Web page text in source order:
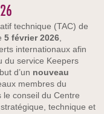
technique (TAC) de
5 février 2026
internationaux afin
du service Keepers
d’un nouveau
membres du
le conseil du Centre
stratégique, technique et